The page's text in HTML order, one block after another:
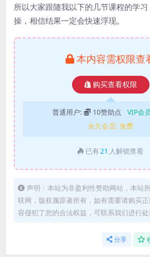
所以大家跟随我以下的几节课程的学
操，相信结果一定会快速浮现。
本内容需权限查
购买查看权限
普通用户: 10赞助点 VIP会
永久会员: 免费
已有 21 人解锁查看
声明：本站为非盈利性赞助网站，本站
联网，版权属原著所有，如有需要请购买
容侵犯了您的合法权益，可联系我们进行处
分享